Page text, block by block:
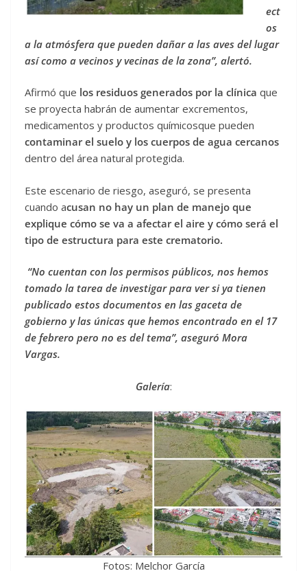
ect
os
a la atmósfera que pueden dañar a las aves del lugar
así como a vecinos y vecinas de la zona”, alertó.
Afirmó que los residuos generados por la clínica que
se proyecta habrán de aumentar excrementos,
medicamentos y productos químicosque pueden
contaminar el suelo y los cuerpos de agua cercanos
dentro del área natural protegida.
Este escenario de riesgo, aseguró, se presenta
cuando acusan no hay un plan de manejo que
explique cómo se va a afectar el aire y cómo será el
tipo de estructura para este crematorio.
“No cuentan con los permisos públicos, nos hemos
tomado la tarea de investigar para ver si ya tienen
publicado estos documentos en las gaceta de
gobierno y las únicas que hemos encontrado en el 17
de febrero pero no es del tema”, aseguró Mora
Vargas.
Galería:
Fotos: Melchor García